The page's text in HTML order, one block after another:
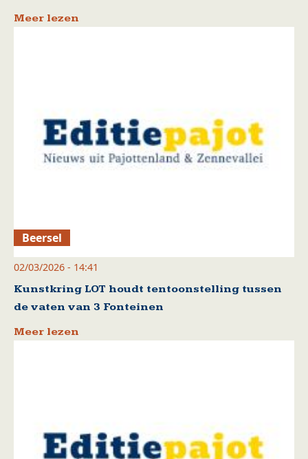
Meer lezen
Beersel
02/03/2026 - 14:41
Kunstkring LOT houdt tentoonstelling tussen
de vaten van 3 Fonteinen
Meer lezen